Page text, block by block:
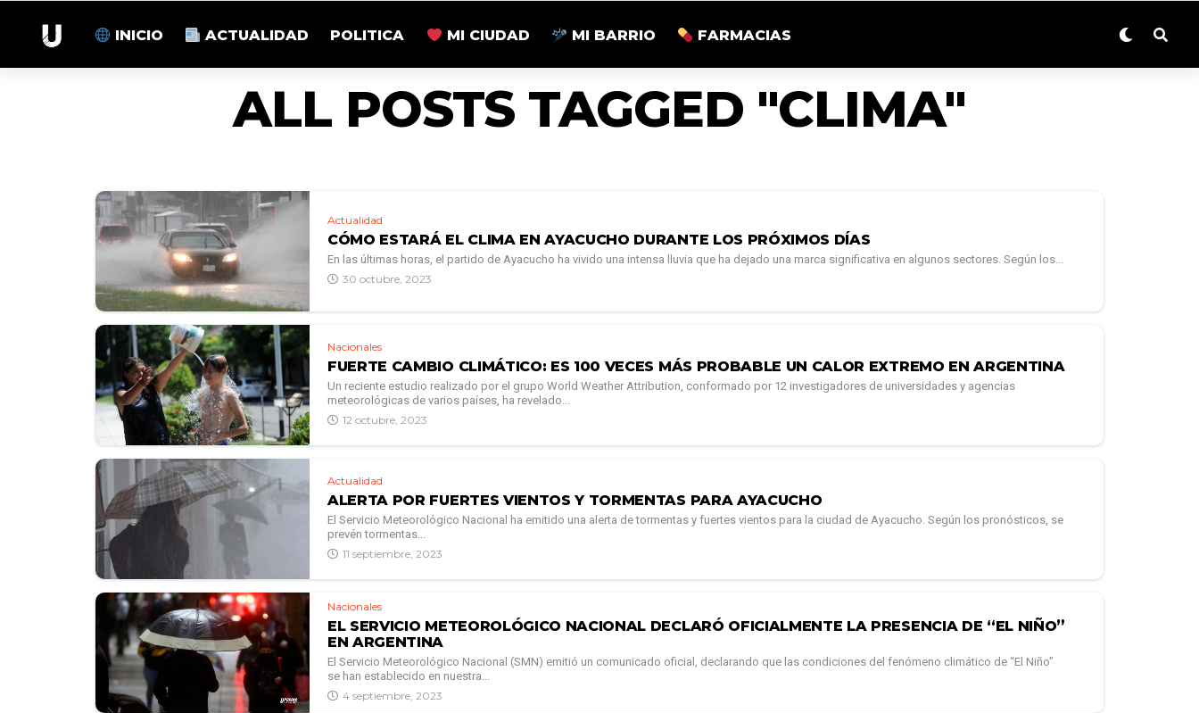
INICIO ACTUALIDAD POLITICA MI CIUDAD MI BARRIO FARMACIAS
ALL POSTS TAGGED "CLIMA"
Actualidad
CÓMO ESTARÁ EL CLIMA EN AYACUCHO DURANTE LOS PRÓXIMOS DÍAS
En las últimas horas, el partido de Ayacucho ha vivido una intensa lluvia que ha dejado una marca significativa en algunos sectores. Según los...
30 octubre, 2023
Nacionales
FUERTE CAMBIO CLIMÁTICO: ES 100 VECES MÁS PROBABLE UN CALOR EXTREMO EN ARGENTINA
Un reciente estudio realizado por el grupo World Weather Attribution, conformado por 12 investigadores de universidades y agencias
meteorológicas de varios países, ha revelado...
12 octubre, 2023
Actualidad
ALERTA POR FUERTES VIENTOS Y TORMENTAS PARA AYACUCHO
El Servicio Meteorológico Nacional ha emitido una alerta de tormentas y fuertes vientos para la ciudad de Ayacucho. Según los pronósticos, se
prevén tormentas...
11 septiembre, 2023
Nacionales
EL SERVICIO METEOROLÓGICO NACIONAL DECLARÓ OFICIALMENTE LA PRESENCIA DE “EL NIÑO”
EN ARGENTINA
El Servicio Meteorológico Nacional (SMN) emitió un comunicado oficial, declarando que las condiciones del fenómeno climático de “El Niño”
se han establecido en nuestra...
4 septiembre, 2023